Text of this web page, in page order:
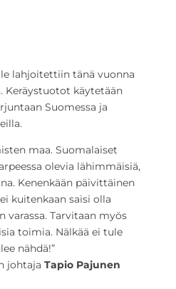
lahjoitettiin tänä vuonna
Keräystuotot käytetään
Suomessa ja
maa. Suomalaiset
olevia lähimmäisiä,
Kenenkään päivittäinen
kuitenkaan saisi olla
varassa. Tarvitaan myös
toimia. Nälkää ei tule
nähdä!”
johtaja Tapio Pajunen